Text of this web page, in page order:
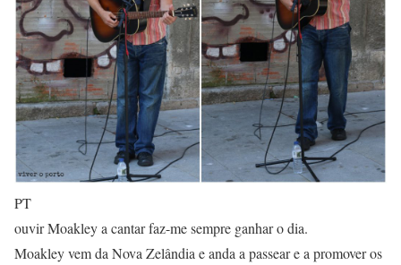
PT
ouvir Moakley a cantar faz-me sempre ganhar o dia.
Moakley vem da Nova Zelândia e anda a passear e a promover os